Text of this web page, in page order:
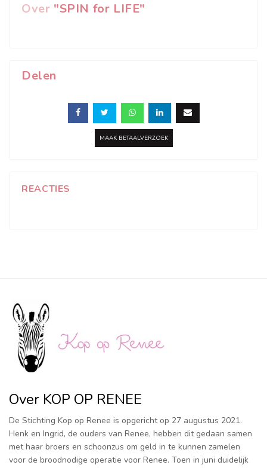
Over "SPIN for LIFE"
Delen
MAAK BETAALVERZOEK
REACTIES
Over KOP OP RENEE
De Stichting Kop op Renee is opgericht op 27 augustus 2021.
Henk en Ingrid, de ouders van Renee, hebben dit gedaan samen
met haar broers en schoonzus om geld in te kunnen zamelen
voor de broodnodige operatie voor Renee. Toen in juni duidelijk